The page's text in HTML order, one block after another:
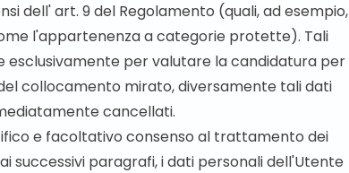
dell' art. 9 del Regolamento (quali, ad esempio,
l'appartenenza a categorie protette). Tali
per valutare la candidatura per
collocamento mirato, diversamente tali dati
cancellati.
e facoltativo consenso al trattamento dei
successivi paragrafi, i dati personali dell'Utente